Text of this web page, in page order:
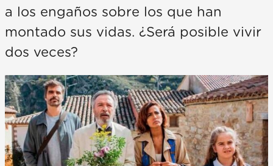
a los engaños sobre los que han
montado sus vidas. ¿Será posible vivir
dos veces?